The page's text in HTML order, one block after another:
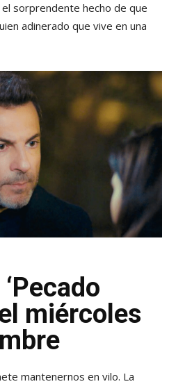
sorprendente hecho de que
adinerado que vive en una
miércoles
mantenernos en vilo. La